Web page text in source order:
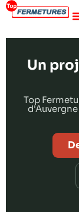
Un
Top